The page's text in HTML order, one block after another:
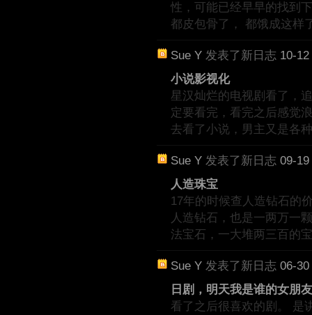
性，可能已经早早的找到
都皮包骨了， 都饿成这样
Sue Y 发表了新日志 10-
小说影视化
星汉灿烂的电视剧看了，
定要看完，看完之后感觉
去看了小说，男主又是各
Sue Y 发表了新日志 09-
人造珠宝
17年的时候查人造钻石的
人造钻石，也是一两万一
法宝石，一大堆两三百的
Sue Y 发表了新日志 06-
日剧，明天我是谁的女朋友
看了之后很喜欢的剧。 是